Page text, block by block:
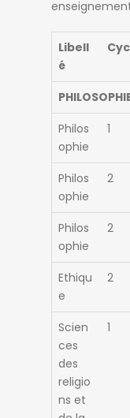
Libell
é
Philos
ophie
1
Philos
ophie
2
Philos
ophie
2
Ethiqu
e
2
Scien
ces
des
religio
ns et
1